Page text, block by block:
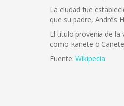
La ciudad fue
que su padre, Andrés
El título provenía de la
como Kañete o
Fuente: Wikipedia